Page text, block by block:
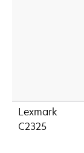
Lexmark
C2325